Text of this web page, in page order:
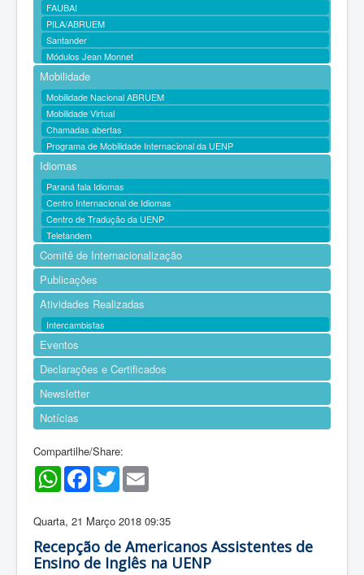
FAUBAI
PILA/ABRUEM
Santander
Módulos Jean Monnet
Mobilidade
Mobilidade Nacional ABRUEM
Mobilidade Virtual
Chamadas abertas
Programa de Mobilidade Internacional da UENP
Idiomas
Paraná fala Idiomas
Centro Internacional de Idiomas
Centro de Tradução da UENP
Teletandem
Comitê de Internacionalização
Publicações
Atividades Realizadas
Intercambistas
Eventos
Declarações e Certificados
Newsletter
Notícias
Compartilhe/Share:
WhatsAppFacebookTwitter
Quarta, 21 Março 2018 09:35
Recepção de Americanos Assistentes de
Ensino de Inglês na UENP